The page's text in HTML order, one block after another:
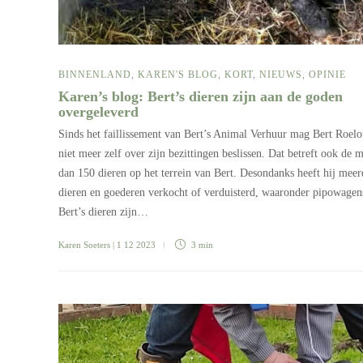
BINNENLAND, KAREN'S BLOG, KORT, NIEUWS, OPINIE
Karen’s blog: Bert’s dieren zijn aan de goden
overgeleverd
Sinds het faillissement van Bert’s Animal Verhuur mag Bert
niet meer zelf over zijn bezittingen beslissen. Dat betreft ook de
dan 150 dieren op het terrein van Bert. Desondanks heeft hij
dieren en goederen verkocht of verduisterd, waaronder
Bert’s dieren zijn…
Karen Soeters | 1 12 2023 3 min